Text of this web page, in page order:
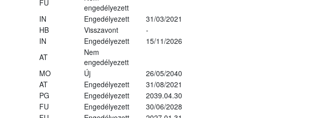
FU
engedélyezett
IN Engedélyezett
31/03/2021
HB Visszavont
-
IN Engedélyezett
15/11/2026
AT
Nem
engedélyezett
MO Új
26/05/2040
AT Engedélyezett
31/08/2021
PG Engedélyezett
2039.04.30
FU Engedélyezett
30/06/2028